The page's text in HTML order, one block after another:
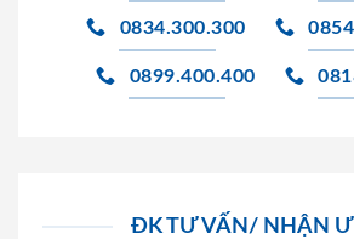
0834.300.300
0899.400.400
ĐK TƯ VẤN/ NHẬN